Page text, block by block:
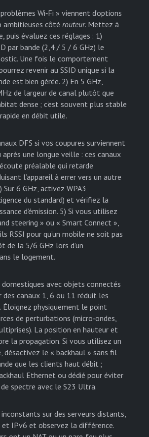
Wi‑Fi » viennent d’options
côté routeur. Mettez à
puis évaluez ces réglages : 1)
par bande (2,4 / 5 / 6 GHz) le
Une fois le comportement
revenir au SSID unique si la
est bien gérée. 2) En 5 GHz,
de largeur de canal plutôt que
dense ; c’est souvent plus stable
en débit utile.
DFS si vos coupures surviennent
après une longue veille : ces canaux
préalable qui retarde
l’appareil à errer vers un autre
Sur 6 GHz, activez WPA3
du standard) et vérifiez la
d’émission. 5) Si vous utilisez
steering » ou « Smart Connect »,
RSSI pour qu’un mobile ne soit pas
de la 5/6 GHz lors d’un
le logement.
domestiques avec objets connectés
des canaux 1, 6 ou 11 réduit les
Éloignez physiquement le point
de perturbations (micro‑ondes,
La position en hauteur et
la propagation. Si vous utilisez un
désactivez le « backhaul » sans fil
que les clients haut débit ;
Ethernet ou dédié pour éviter
spectre avec le S23 Ultra.
sur des serveurs distants,
IPv6 et observez la différence.